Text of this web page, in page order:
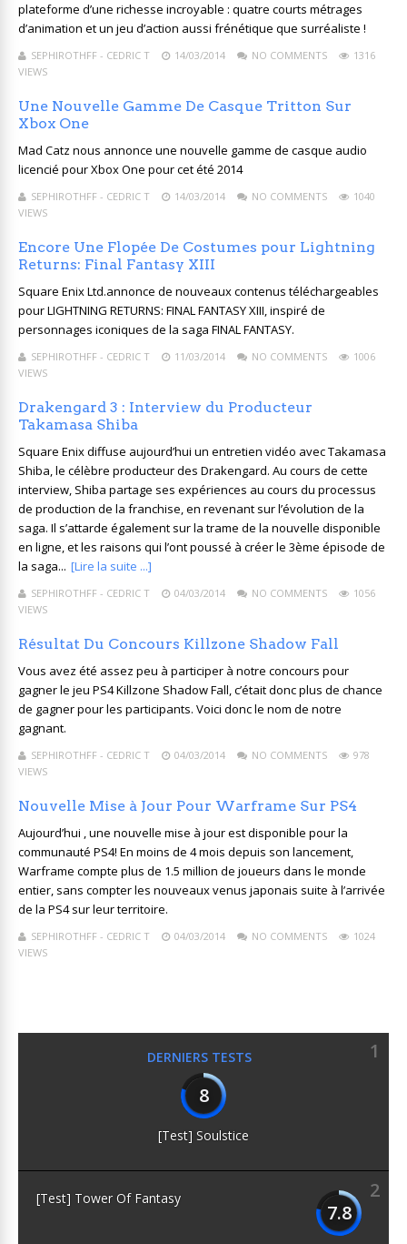
plateforme d’une richesse incroyable : quatre courts métrages
d’animation et un jeu d’action aussi frénétique que surréaliste !
SEPHIROTHFF - CEDRIC T 14/03/2014 NO COMMENTS
1316
VIEWS
Une Nouvelle Gamme De Casque Tritton Sur
Xbox One
Mad Catz nous annonce une nouvelle gamme de casque audio
licencié pour Xbox One pour cet été 2014
SEPHIROTHFF - CEDRIC T 14/03/2014 NO COMMENTS
1040
VIEWS
Encore Une Flopée De Costumes pour Lightning
Returns: Final Fantasy XIII
Square Enix Ltd.annonce de nouveaux contenus téléchargeables
pour LIGHTNING RETURNS: FINAL FANTASY XIII, inspiré de
personnages iconiques de la saga FINAL FANTASY.
SEPHIROTHFF - CEDRIC T 11/03/2014 NO COMMENTS
1006
VIEWS
Drakengard 3 : Interview du Producteur
Takamasa Shiba
Square Enix diffuse aujourd’hui un entretien vidéo avec Takamasa
Shiba, le célèbre producteur des Drakengard. Au cours de cette
interview, Shiba partage ses expériences au cours du processus
de production de la franchise, en revenant sur l’évolution de la
saga. Il s’attarde également sur la trame de la nouvelle disponible
en ligne, et les raisons qui l’ont poussé à créer le 3ème épisode de
la saga... [Lire la suite ...]
SEPHIROTHFF - CEDRIC T 04/03/2014 NO COMMENTS
1056
VIEWS
Résultat Du Concours Killzone Shadow Fall
Vous avez été assez peu à participer à notre concours pour
gagner le jeu PS4 Killzone Shadow Fall, c’était donc plus de chance
de gagner pour les participants. Voici donc le nom de notre
gagnant.
SEPHIROTHFF - CEDRIC T 04/03/2014 NO COMMENTS
978
VIEWS
Nouvelle Mise à Jour Pour Warframe Sur PS4
Aujourd’hui , une nouvelle mise à jour est disponible pour la
communauté PS4! En moins de 4 mois depuis son lancement,
Warframe compte plus de 1.5 million de joueurs dans le monde
entier, sans compter les nouveaux venus japonais suite à l’arrivée
de la PS4 sur leur territoire.
SEPHIROTHFF - CEDRIC T 04/03/2014 NO COMMENTS
1024
VIEWS
DERNIERS TESTS
1
8
[Test] Soulstice
2
7.8
[Test] Tower Of Fantasy